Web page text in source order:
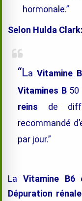
hormonale.”
Selon Hulda Clark:
“La Vitamine
Vitamines B50
reins de
recommandé
par jour.”
LaVitamine B6
Dépuration